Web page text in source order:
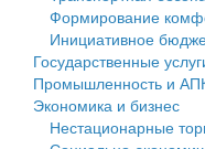
Государственные
Промышленность и
Экономика и бизнес
Символика
Устав
Гостям округа
муниципального
Администрация
Тверской области
Финансовое
Бюджет для граждан
Имущество
Формирование
Инициативное
Государственные
Промышленность и
Экономика и бизнес
Нестационарные